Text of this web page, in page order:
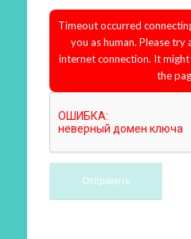
Timeout occurred
you as human. Please try
internet connection. It
the